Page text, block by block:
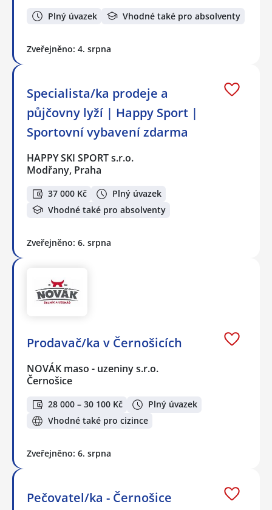
Plný úvazek Vhodné také pro absolventy
Zveřejněno: 4. srpna
Specialista/ka prodeje a
půjčovny lyží | Happy Sport |
Sportovní vybavení zdarma
HAPPY SKI SPORT s.r.o.
Modřany, Praha
37 000 Kč
Plný úvazek
Vhodné také pro absolventy
Zveřejněno: 6. srpna
Prodavač/ka v Černošicích
NOVÁK maso - uzeniny s.r.o.
Černošice
28 000 – 30 100 Kč
Plný úvazek
Vhodné také pro cizince
Zveřejněno: 6. srpna
Pečovatel/ka - Černošice